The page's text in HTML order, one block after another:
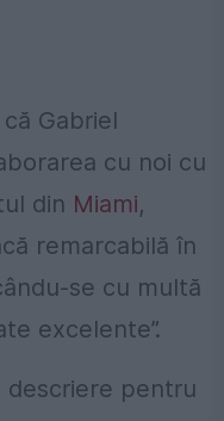
Gabriel
cu noi cu
din Miami,
remarcabilă în
se cu multă
excelente”.